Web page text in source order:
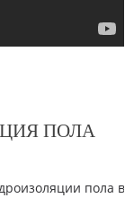
ПОЛА
пола в